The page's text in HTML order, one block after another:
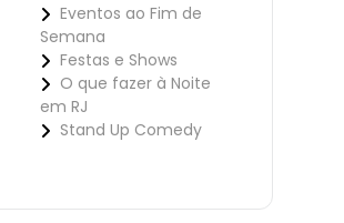
Eventos ao Fim de
Semana
Festas e Shows
O que fazer à Noite
em RJ
Stand Up Comedy